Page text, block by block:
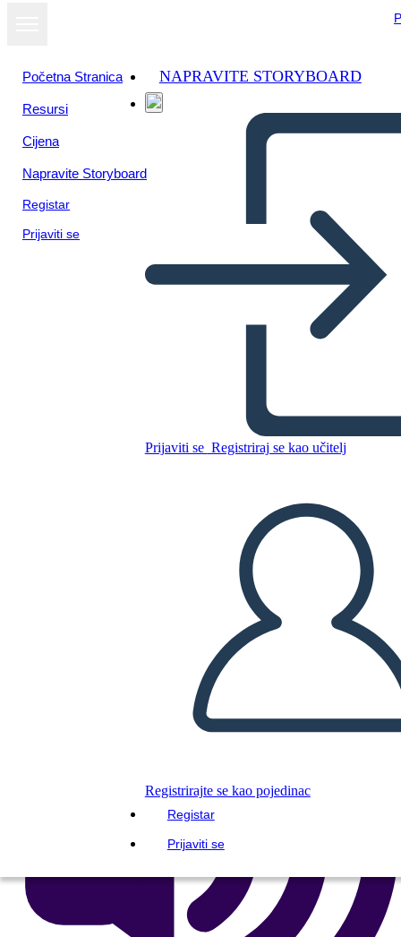
Početna Stranica
Resursi
Cijena
Napravite Storyboard
Registar
Prijaviti se
NAPRAVITE STORYBOARD
Prijaviti se Registriraj se kao učitelj
Registrirajte se kao pojedinac
Registar
Prijaviti se
Kopirajte ovaj Storyboard
IZRADITE PLOČU SCENARIJA
REPRODUCIRAJ DIJAPROJEKCIJU
ČITAJ MI